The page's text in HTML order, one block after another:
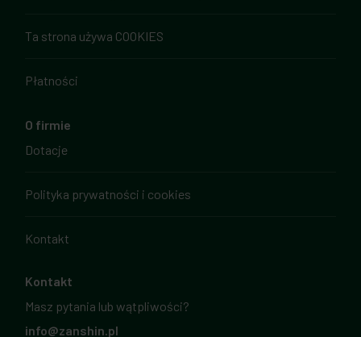
Ta strona używa COOKIES
Płatności
O firmie
Dotacje
Polityka prywatności i cookies
Kontakt
Kontakt
Masz pytania lub wątpliwości?
info@zanshin.pl